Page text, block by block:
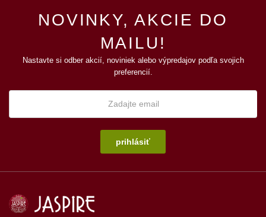
NOVINKY, AKCIE DO
MAILU!
Nastavte si odber akcií, noviniek alebo výpredajov podľa svojich
preferencií.
prihlásiť